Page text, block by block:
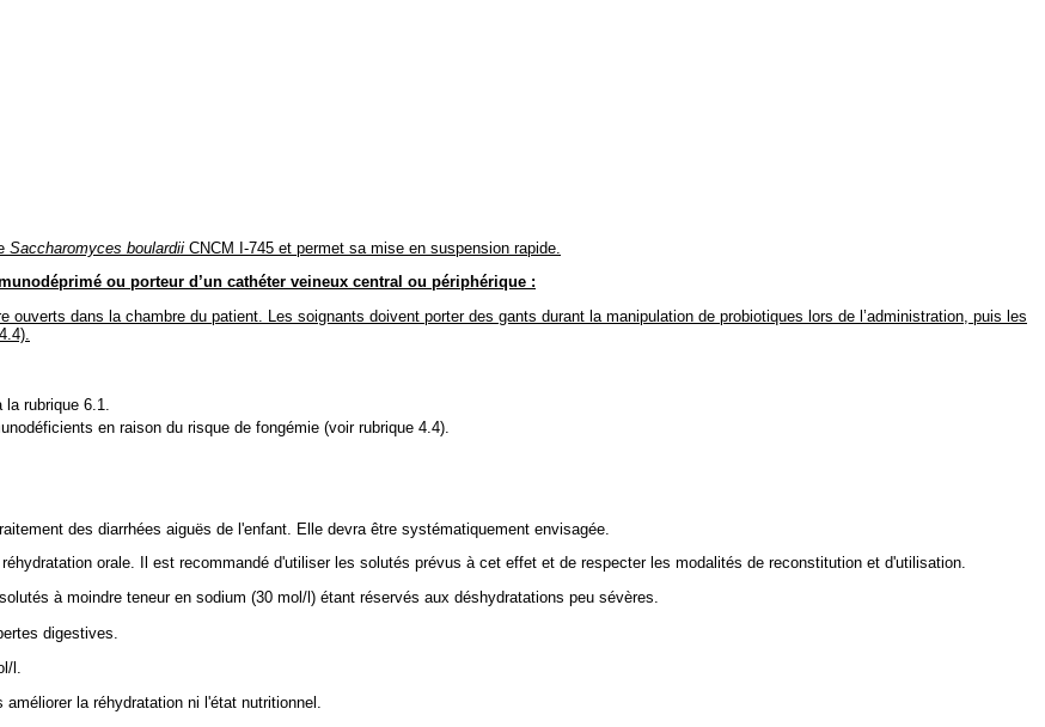
Saccharomyces boulardii CNCM I-745 et permet sa mise en suspension rapide.
ou porteur d’un cathéter veineux central ou périphérique :
dans la chambre du patient. Les soignants doivent porter des gants durant la manipulation de probiotiques lors de l’administration, puis les
la rubrique 6.1.
en raison du risque de fongémie (voir rubrique 4.4).
des diarrhées aiguës de l'enfant. Elle devra être systématiquement envisagée.
orale. Il est recommandé d'utiliser les solutés prévus à cet effet et de respecter les modalités de reconstitution et d'utilisation.
à moindre teneur en sodium (30 mol/l) étant réservés aux déshydratations peu sévères.
digestives.
l.
la réhydratation ni l'état nutritionnel.